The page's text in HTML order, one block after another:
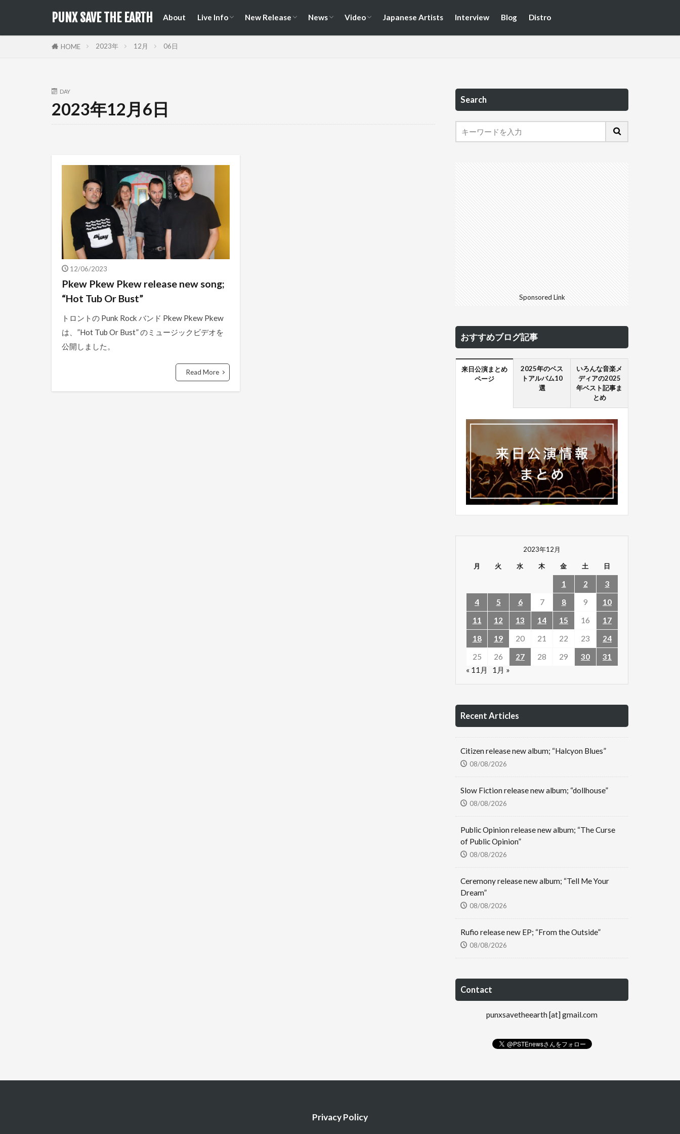
PUNX SAVE THE EARTH About Live Info New Release News Video Japanese Artists Interview Blog Distro
HOME 2023年 12月 06日
DAY
2023年12月6日
12/06/2023
Pkew Pkew Pkew release new song;
“Hot Tub Or Bust”
トロントの Punk Rock バンド Pkew Pkew Pkew
は、”Hot Tub Or Bust” のミュージックビデオを
公開しました。
Read More
Search
Sponsored Link
おすすめブログ記事
来日公演まとめ
ページ
2025年のベス
トアルバム10
選
いろんな音楽メ
ディアの2025
年ベスト記事ま
とめ
2023年12月
月 火 水 木 金 土 日
1 2
3
4
5 6 7 8 9
10
11
12 13 14 15 16
17
18
19 20 21 22 23
24
25
26 27 28 29 30
31
« 11月
1月 »
Recent Articles
Citizen release new album; “Halcyon Blues”
08/08/2026
Slow Fiction release new album; “dollhouse”
08/08/2026
Public Opinion release new album; “The Curse
of Public Opinion”
08/08/2026
Ceremony release new album; “Tell Me Your
Dream”
08/08/2026
Rufio release new EP; “From the Outside”
08/08/2026
Contact
punxsavetheearth [at] gmail.com
Privacy Policy